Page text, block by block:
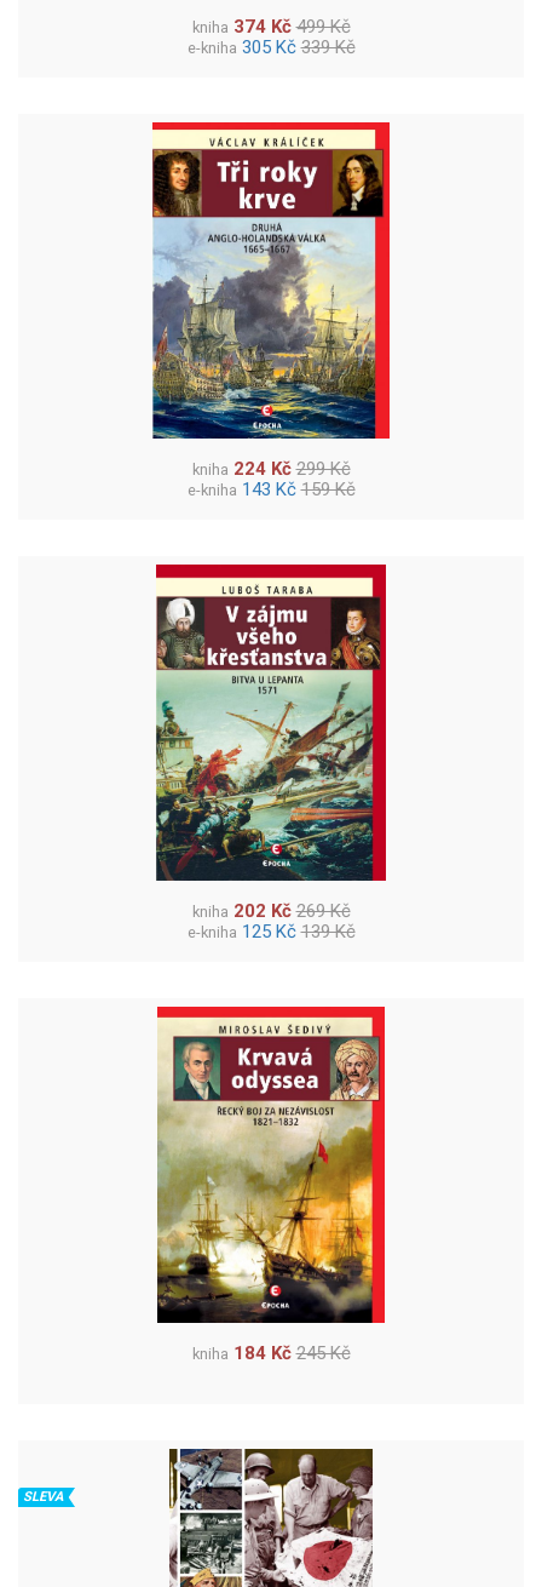
kniha 374 Kč 499 Kč
e-kniha 305 Kč 339 Kč
kniha 224 Kč 299 Kč
e-kniha 143 Kč 159 Kč
kniha 202 Kč 269 Kč
e-kniha 125 Kč 139 Kč
kniha 184 Kč 245 Kč
SLEVA